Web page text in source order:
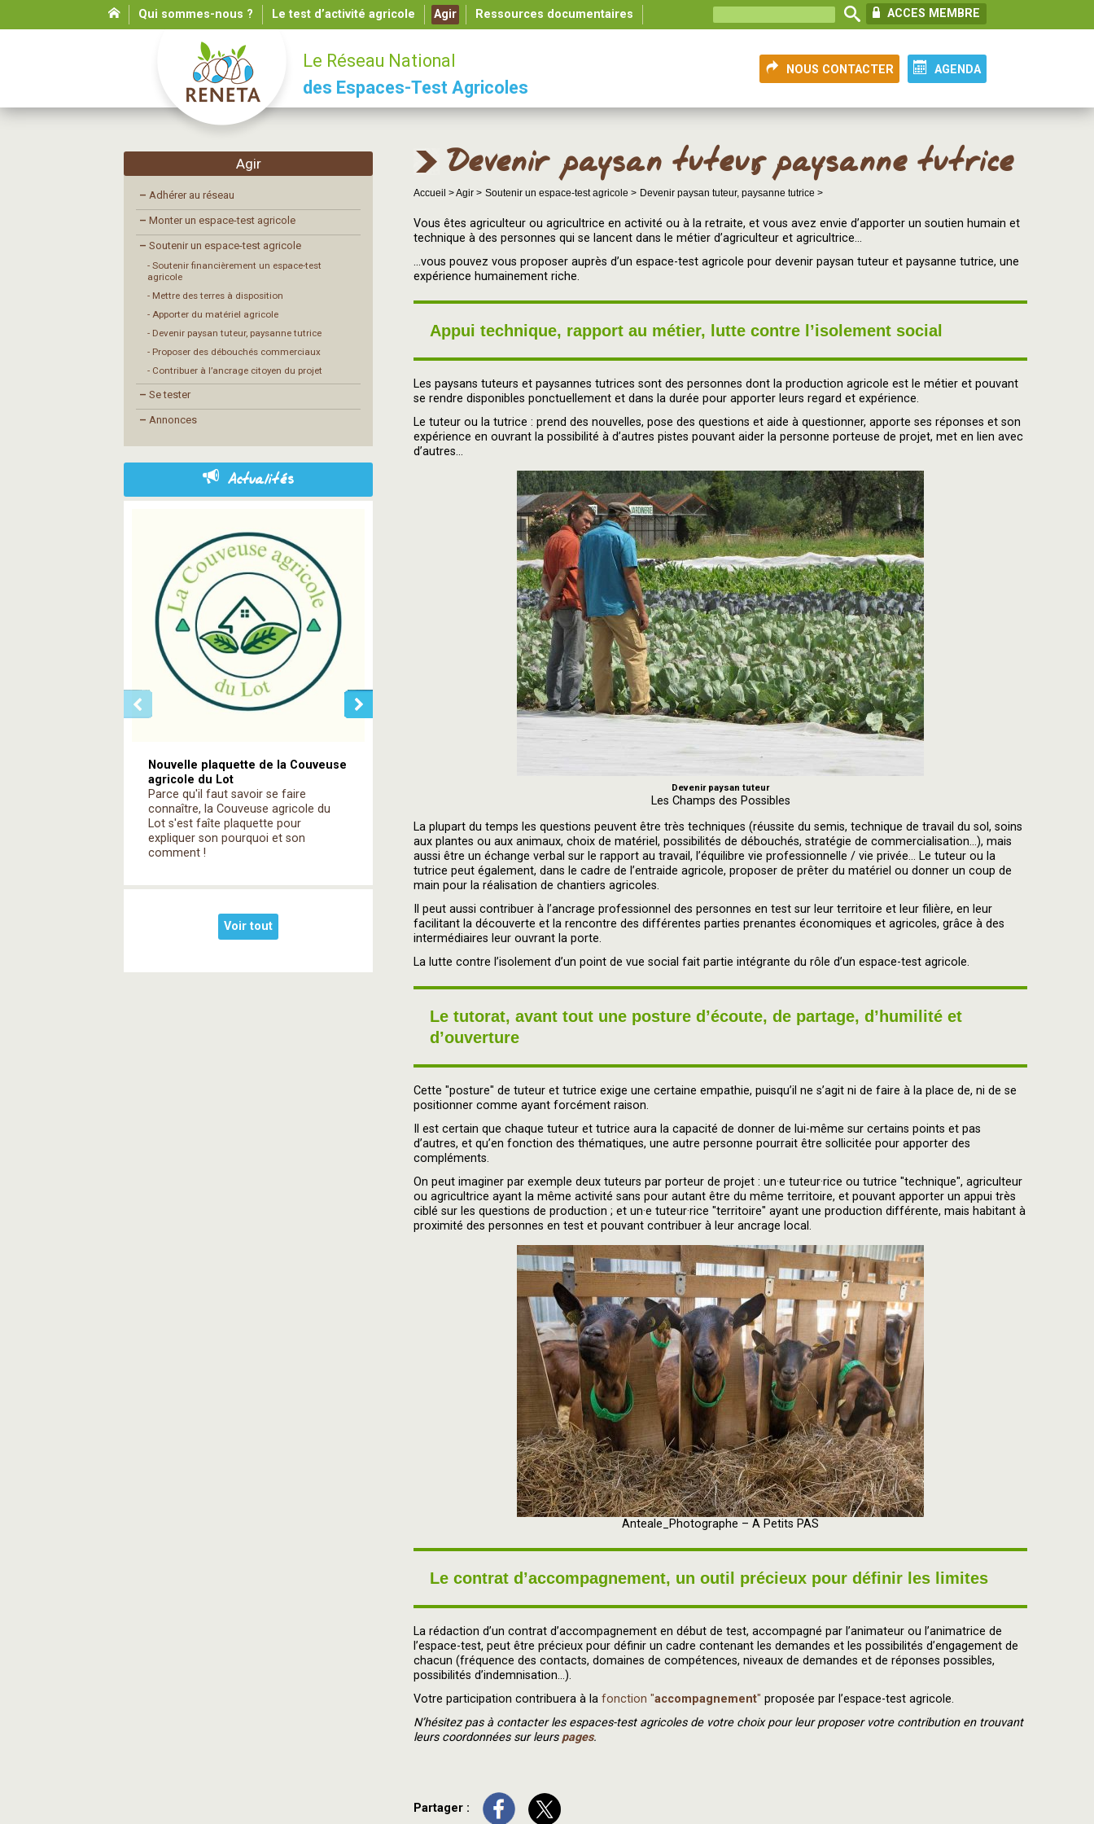
Qui sommes-nous ? Le test d’activité agricole Agir Ressources documentaires ACCES MEMBRE
AGENDA
NOUS CONTACTER
Le Réseau National
des Espaces-Test Agricoles
Devenir paysan tuteur, paysanne tutrice
Accueil >Agir > Soutenir un espace-test agricole > Devenir paysan tuteur, paysanne tutrice >
Vous êtes agriculteur ou agricultrice en activité ou à la retraite, et vous avez envie d’apporter un soutien humain et
technique à des personnes qui se lancent dans le métier d’agriculteur et agricultrice...
...vous pouvez vous proposer auprès d’un espace-test agricole pour devenir paysan tuteur et paysanne tutrice, une
expérience humainement riche.
Appui technique, rapport au métier, lutte contre l’isolement social
Les paysans tuteurs et paysannes tutrices sont des personnes dont la production agricole est le métier et pouvant
se rendre disponibles ponctuellement et dans la durée pour apporter leurs regard et expérience.
Le tuteur ou la tutrice : prend des nouvelles, pose des questions et aide à questionner, apporte ses réponses et son
expérience en ouvrant la possibilité à d’autres pistes pouvant aider la personne porteuse de projet, met en lien avec
d’autres...
Devenir paysan tuteur
Les Champs des Possibles
La plupart du temps les questions peuvent être très techniques (réussite du semis, technique de travail du sol, soins
aux plantes ou aux animaux, choix de matériel, possibilités de débouchés, stratégie de commercialisation...), mais
aussi être un échange verbal sur le rapport au travail, l’équilibre vie professionnelle / vie privée... Le tuteur ou la
tutrice peut également, dans le cadre de l’entraide agricole, proposer de prêter du matériel ou donner un coup de
main pour la réalisation de chantiers agricoles.
Il peut aussi contribuer à l’ancrage professionnel des personnes en test sur leur territoire et leur filière, en leur
facilitant la découverte et la rencontre des différentes parties prenantes économiques et agricoles, grâce à des
intermédiaires leur ouvrant la porte.
La lutte contre l’isolement d’un point de vue social fait partie intégrante du rôle d’un espace-test agricole.
Le tutorat, avant tout une posture d’écoute, de partage, d’humilité et
d’ouverture
Cette "posture" de tuteur et tutrice exige une certaine empathie, puisqu’il ne s’agit ni de faire à la place de, ni de se
positionner comme ayant forcément raison.
Il est certain que chaque tuteur et tutrice aura la capacité de donner de lui-même sur certains points et pas
d’autres, et qu’en fonction des thématiques, une autre personne pourrait être sollicitée pour apporter des
compléments.
On peut imaginer par exemple deux tuteurs par porteur de projet : un·e tuteur·rice ou tutrice "technique", agriculteur
ou agricultrice ayant la même activité sans pour autant être du même territoire, et pouvant apporter un appui très
ciblé sur les questions de production ; et un·e tuteur·rice "territoire" ayant une production différente, mais habitant à
proximité des personnes en test et pouvant contribuer à leur ancrage local.
Anteale_Photographe – A Petits PAS
Le contrat d’accompagnement, un outil précieux pour définir les limites
La rédaction d’un contrat d’accompagnement en début de test, accompagné par l’animateur ou l’animatrice de
l’espace-test, peut être précieux pour définir un cadre contenant les demandes et les possibilités d’engagement de
chacun (fréquence des contacts, domaines de compétences, niveaux de demandes et de réponses possibles,
possibilités d’indemnisation...).
Votre participation contribuera à la fonction "accompagnement" proposée par l’espace-test agricole.
N’hésitez pas à contacter les espaces-test agricoles de votre choix pour leur proposer votre contribution en trouvant
leurs coordonnées sur leurs pages.
Partager :
Agir
– Adhérer au réseau
– Monter un espace-test agricole
– Soutenir un espace-test agricole
- Soutenir financièrement un espace-test
agricole
- Mettre des terres à disposition
- Apporter du matériel agricole
- Devenir paysan tuteur, paysanne tutrice
- Proposer des débouchés commerciaux
- Contribuer à l’ancrage citoyen du projet
– Se tester
– Annonces
Actualités
Nouvelle plaquette de la Couveuse
agricole du Lot
Parce qu'il faut savoir se faire
connaître, la Couveuse agricole du
Lot s'est faîte plaquette pour
expliquer son pourquoi et son
comment !
Voir tout